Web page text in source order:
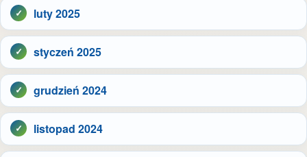
luty 2025
styczeń 2025
grudzień 2024
listopad 2024